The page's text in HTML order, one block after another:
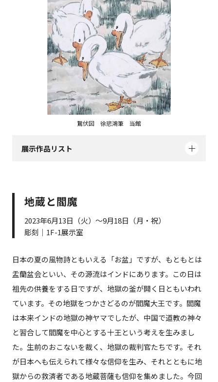
鵞伏図 徐悲鴻筆 当館
展示作品リスト
地蔵と閻魔
2023年6月13日（火）～9月18日（月・祝）
彫刻｜1F-1展示室
日本の夏の風物詩ともいえる「お盆」ですが、もともとは
盂蘭盆会といい、その源流はインドにあります。この日は
祖先の供養をする日ですが、地獄の釜が開く日ともいわれ
ています。その地獄をつかさどるのが閻魔大王です。閻魔
は本来インドの地獄の神ヤマでしたが、中国で道教の神々
と習合して閻魔を中心とする十王という考えを生みまし
た。生前のおこないを裁く、地獄の裁判官たちです。それ
が日本へも伝えられて様々な信仰を生み、それとともに地
獄からの救済者である地蔵菩薩も信仰を集めました。今回